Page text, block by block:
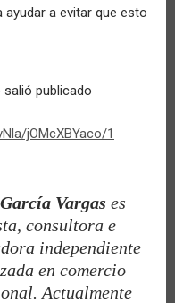
a evitar que esto
publicado
jOMcXBYaco/1
Vargas es
consultora e
independiente
en comercio
Actualmente